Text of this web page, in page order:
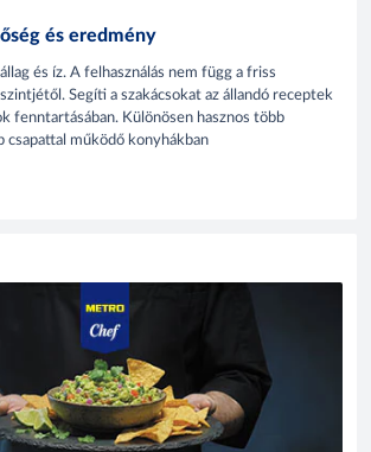
és eredmény
és íz. A felhasználás nem függ a friss
Segíti a szakácsokat az állandó receptek
fenntartásában. Különösen hasznos több
csapattal működő konyhákban